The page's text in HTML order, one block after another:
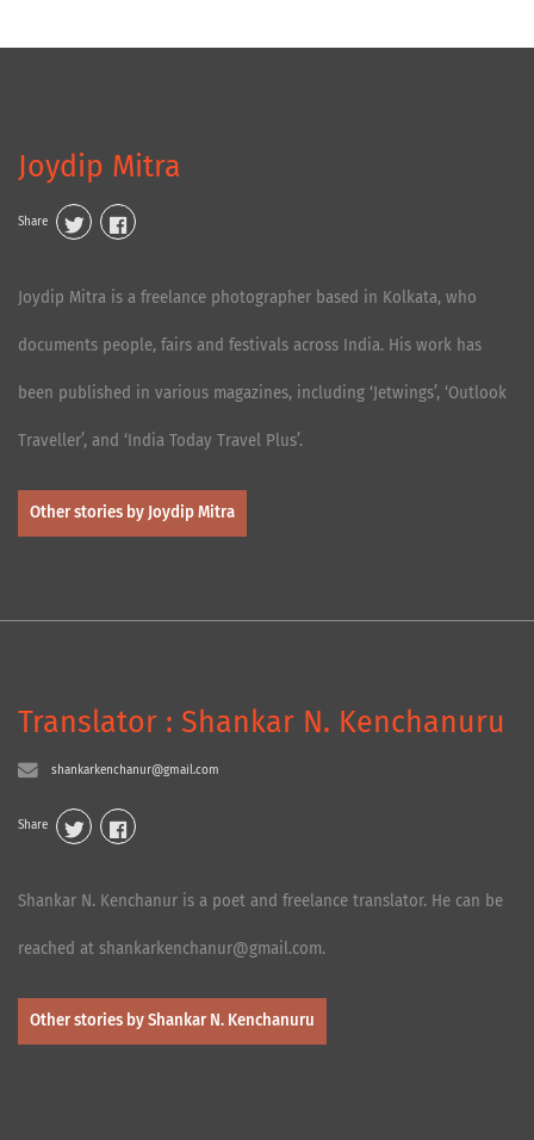
Joydip Mitra
Share
Joydip Mitra is a freelance photographer based in Kolkata, who
documents people, fairs and festivals across India. His work has
been published in various magazines, including ‘Jetwings’, ‘Outlook
Traveller’, and ‘India Today Travel Plus’.
Other stories by Joydip Mitra
Translator : Shankar N. Kenchanuru
shankarkenchanur@gmail.com
Share
Shankar N. Kenchanur is a poet and freelance translator. He can be
reached at shankarkenchanur@gmail.com.
Other stories by Shankar N. Kenchanuru